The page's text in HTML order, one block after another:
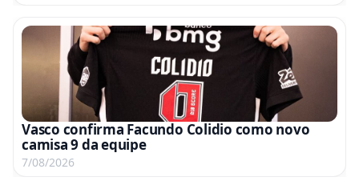
Vasco confirma Facundo Colidio como novo
camisa 9 da equipe
7/08/2026